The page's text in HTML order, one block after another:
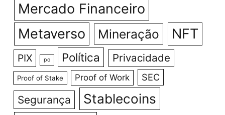
Mercado Financeiro
Metaverso
Mineração NFT
PIX po Política Privacidade
Proof of Stake Proof of Work SEC
Segurança Stablecoins